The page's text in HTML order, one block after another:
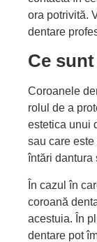
ora potrivită.
dentare
Ce
Coroanele
rolul de a
estetica unui
sau care
întări dantura
În cazul în
coroană
acestuia. În
dentare pot